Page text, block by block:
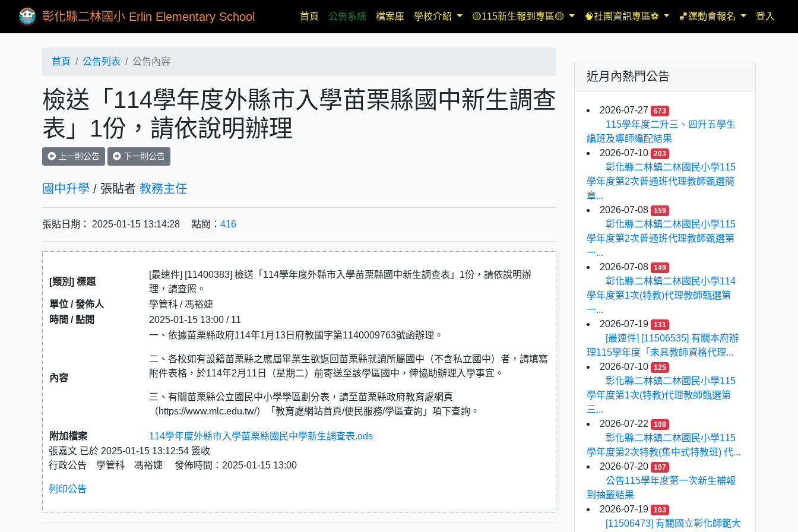
彰化縣二林國小 Erlin Elementary School 首頁 (current)
公告系統 檔案庫 學校介紹 🟡115新生報到專區🟡 🧠社團資訊專區⚽ 🏀運動會報名 登入
首頁 公告列表 公告內容
檢送「114學年度外縣市入學苗栗縣國中新生調查
表」1份，請依說明辦理
上一則公告 下一則公告
國中升學 / 張貼者 教務主任
張貼日期： 2025-01-15 13:14:28 點閱： 416
[類別] 標題
[最速件] [11400383] 檢送「114學年度外縣市入學苗栗縣國中新生調查表」1份，請依說明辦
理，請查照。
單位 / 發佈人
學管科 / 馮裕婕
時間 / 點閱
2025-01-15 13:00 / 11
內容
一、依據苗栗縣政府114年1月13日府教國字第1140009763號函辦理。
二、各校如有設籍苗栗縣之應屆畢業生欲返回苗栗縣就讀所屬國中（不含私立國中）者，請填寫
附件表格，於114年2月11日（星期二）前寄送至該學區國中，俾協助辦理入學事宜。
三、有關苗栗縣公立國民中小學學區劃分表，請至苗栗縣政府教育處網頁
（https://www.mlc.edu.tw/）「教育處網站首頁/便民服務/學區查詢」項下查詢。
附加檔案
114學年度外縣市入學苗栗縣國民中學新生調查表.ods
張嘉文 已於 2025-01-15 13:12:54 簽收
行政公告 學管科 馮裕婕 發佈時間：2025-01-15 13:00
列印公告
近月內熱門公告
2026-07-27 673
115學年度二升三、四升五學生
編班及導師編配結果
2026-07-10
203
彰化縣二林鎮二林國民小學115
學年度第2次普通班代理教師甄選簡
章...
2026-07-08
159
彰化縣二林鎮二林國民小學115
學年度第2次普通班代理教師甄選第
一...
2026-07-08
149
彰化縣二林鎮二林國民小學114
學年度第1次(特教)代理教師甄選第
一...
2026-07-19
131
[最速件] [11506535] 有關本府辦
理115學年度「未具教師資格代理...
2026-07-10
125
彰化縣二林鎮二林國民小學115
學年度第1次(特教)代理教師甄選第
三...
2026-07-22
108
彰化縣二林鎮二林國民小學115
學年度第2次特教(集中式特教班) 代...
2026-07-20
107
公告115學年度第一次新生補報
到抽籤結果
2026-07-19
103
[11506473] 有關國立彰化師範大